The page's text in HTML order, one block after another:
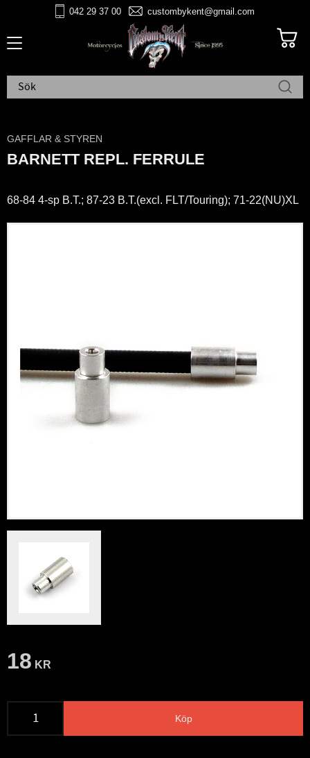
042 29 37 00 custombykent@gmail.com
GAFFLAR & STYREN
BARNETT REPL. FERRULE
68-84 4-sp B.T.; 87-23 B.T.(excl. FLT/Touring); 71-22(NU)XL
18 KR
Köp